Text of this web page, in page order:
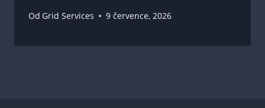
Od Grid Services 9 července, 2026